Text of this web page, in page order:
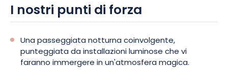
I nostri punti di forza
Una passeggiata notturna coinvolgente,
punteggiata da installazioni luminose che vi
faranno immergere in un'atmosfera magica.